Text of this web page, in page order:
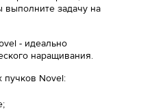
выполните задачу на
- идеально
наращивания.
пучков Novel: